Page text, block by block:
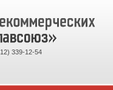
339-12-54